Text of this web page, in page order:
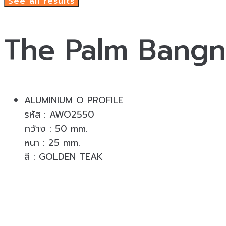
The Palm
ALUMINIUM O PROFILE
รหัส : AWO2550
กว้าง : 50 mm.
หนา : 25 mm.
สี : GOLDEN TEAK